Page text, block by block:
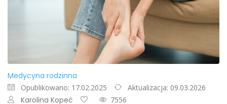
Medycyna rodzinna
Opublikowano: 17.02.2025 Aktualizacja: 09.03.2026
Karolina Kopeć 7556